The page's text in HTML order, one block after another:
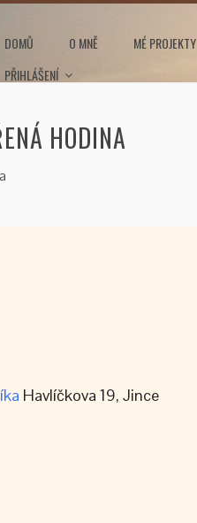
DOMŮ O MNĚ MÉ PROJEKTY
PŘIHLÁŠENÍ
HODINA
Havlíčkova 19, Jince